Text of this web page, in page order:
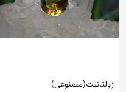
زولتانیت(مصنوعی)